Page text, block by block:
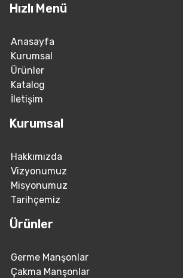
Hızlı Menü
Anasayfa
Kurumsal
Ürünler
Katalog
İletişim
Kurumsal
Hakkımızda
Vizyonumuz
Misyonumuz
Tarihçemiz
Ürünler
Germe Manşonlar
Çakma Manşonlar